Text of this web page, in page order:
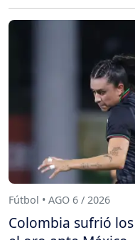
Fútbol • AGO 6 / 2026
Colombia sufrió